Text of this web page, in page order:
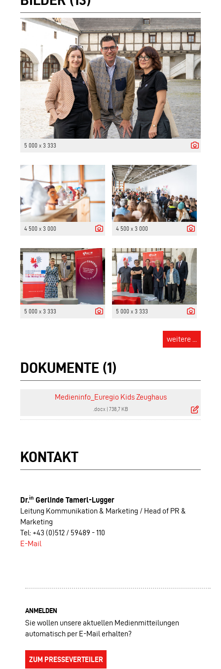
5 000 x 3 333
4 500 x 3 000 4 500 x 3 000
5 000 x 3 333 5 000 x 3 333
weitere ...
DOKUMENTE (1)
Medieninfo_Euregio Kids Zeughaus
.docx 738,7 KB
KONTAKT
Dr.in Gerlinde Tamerl-Lugger
Leitung Kommunikation & Marketing / Head of PR &
Marketing
Tel: +43 (0)512 / 59489 - 110
E-Mail
ANMELDEN
Sie wollen unsere aktuellen Medienmitteilungen
automatisch per E-Mail erhalten?
ZUM PRESSEVERTEILER